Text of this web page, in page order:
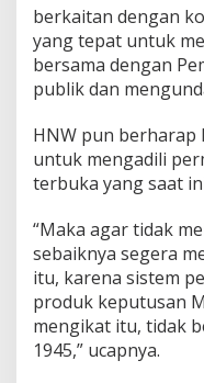
berkaitan dengan
yang tepat untuk
bersama dengan
publik dan
HNW pun berharap
untuk mengadili
terbuka yang saat
“Maka agar tidak
sebaiknya segera
itu, karena sistem
produk keputusan
mengikat itu, tidak
1945,” ucapnya.